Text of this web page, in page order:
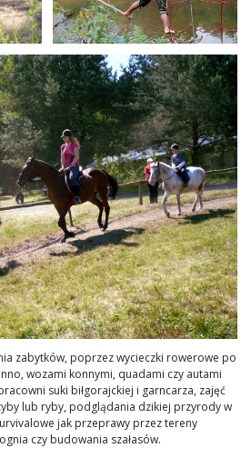
zabytków, poprzez wycieczki rowerowe po
wozami konnymi, quadami czy autami
suki biłgorajckiej i garncarza, zajęć
lub ryby, podglądania dzikiej przyrody w
jak przeprawy przez tereny
czy budowania szałasów.